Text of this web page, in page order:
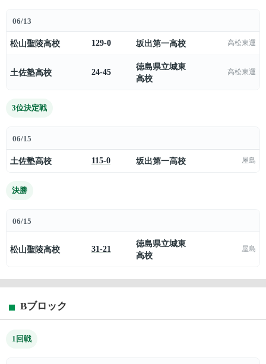
06/13
松山聖陵高校 129-0 坂出第一高校 高松東運
土佐塾高校 24-45
徳島県立城東
高校
高松東運
3位決定戦
06/15
土佐塾高校 115-0 坂出第一高校 屋島
決勝
06/15
松山聖陵高校 31-21
徳島県立城東
高校
屋島
Bブロック
1回戦